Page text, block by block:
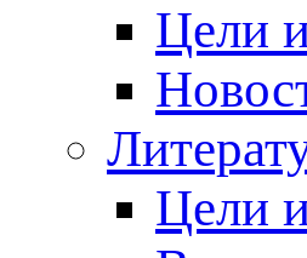
Цели
Цели